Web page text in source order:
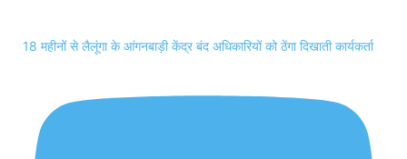
18 महीनों से लैलूंगा के आंगनबाड़ी केंद्र बंद अधिकारियों को ठेंगा दिखाती कार्यकर्ता